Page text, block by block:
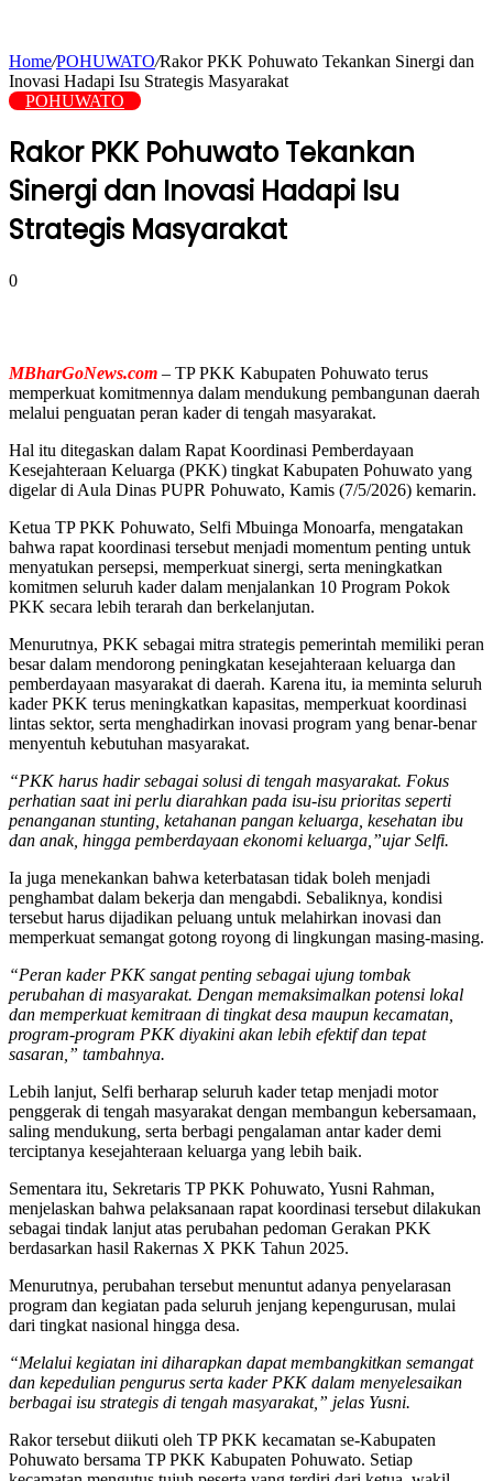
Home/POHUWATO/Rakor PKK Pohuwato Tekankan Sinergi dan
Inovasi Hadapi Isu Strategis Masyarakat
POHUWATO
Rakor PKK Pohuwato Tekankan
Sinergi dan Inovasi Hadapi Isu
Strategis Masyarakat
0
MBharGoNews.com – TP PKK Kabupaten Pohuwato terus
memperkuat komitmennya dalam mendukung pembangunan daerah
melalui penguatan peran kader di tengah masyarakat.
Hal itu ditegaskan dalam Rapat Koordinasi Pemberdayaan
Kesejahteraan Keluarga (PKK) tingkat Kabupaten Pohuwato yang
digelar di Aula Dinas PUPR Pohuwato, Kamis (7/5/2026) kemarin.
Ketua TP PKK Pohuwato, Selfi Mbuinga Monoarfa, mengatakan
bahwa rapat koordinasi tersebut menjadi momentum penting untuk
menyatukan persepsi, memperkuat sinergi, serta meningkatkan
komitmen seluruh kader dalam menjalankan 10 Program Pokok
PKK secara lebih terarah dan berkelanjutan.
Menurutnya, PKK sebagai mitra strategis pemerintah memiliki peran
besar dalam mendorong peningkatan kesejahteraan keluarga dan
pemberdayaan masyarakat di daerah. Karena itu, ia meminta seluruh
kader PKK terus meningkatkan kapasitas, memperkuat koordinasi
lintas sektor, serta menghadirkan inovasi program yang benar-benar
menyentuh kebutuhan masyarakat.
“PKK harus hadir sebagai solusi di tengah masyarakat. Fokus
perhatian saat ini perlu diarahkan pada isu-isu prioritas seperti
penanganan stunting, ketahanan pangan keluarga, kesehatan ibu
dan anak, hingga pemberdayaan ekonomi keluarga,”ujar Selfi.
Ia juga menekankan bahwa keterbatasan tidak boleh menjadi
penghambat dalam bekerja dan mengabdi. Sebaliknya, kondisi
tersebut harus dijadikan peluang untuk melahirkan inovasi dan
memperkuat semangat gotong royong di lingkungan masing-masing.
“Peran kader PKK sangat penting sebagai ujung tombak
perubahan di masyarakat. Dengan memaksimalkan potensi lokal
dan memperkuat kemitraan di tingkat desa maupun kecamatan,
program-program PKK diyakini akan lebih efektif dan tepat
sasaran,” tambahnya.
Lebih lanjut, Selfi berharap seluruh kader tetap menjadi motor
penggerak di tengah masyarakat dengan membangun kebersamaan,
saling mendukung, serta berbagi pengalaman antar kader demi
terciptanya kesejahteraan keluarga yang lebih baik.
Sementara itu, Sekretaris TP PKK Pohuwato, Yusni Rahman,
menjelaskan bahwa pelaksanaan rapat koordinasi tersebut dilakukan
sebagai tindak lanjut atas perubahan pedoman Gerakan PKK
berdasarkan hasil Rakernas X PKK Tahun 2025.
Menurutnya, perubahan tersebut menuntut adanya penyelarasan
program dan kegiatan pada seluruh jenjang kepengurusan, mulai
dari tingkat nasional hingga desa.
“Melalui kegiatan ini diharapkan dapat membangkitkan semangat
dan kepedulian pengurus serta kader PKK dalam menyelesaikan
berbagai isu strategis di tengah masyarakat,” jelas Yusni.
Rakor tersebut diikuti oleh TP PKK kecamatan se-Kabupaten
Pohuwato bersama TP PKK Kabupaten Pohuwato. Setiap